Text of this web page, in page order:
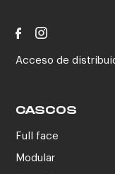
Acceso de
CASCOS
Full face
Modular